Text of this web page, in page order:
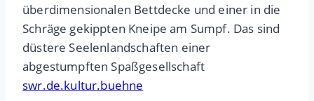
überdimensionalen Bettdecke und einer in die
Schräge gekippten Kneipe am Sumpf. Das sind
düstere Seelenlandschaften einer
abgestumpften Spaßgesellschaft
swr.de.kultur.buehne